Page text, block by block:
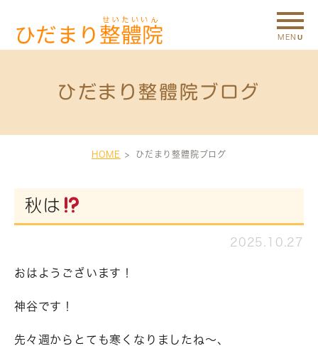
ひだまり整體院ブログ
HOME ひだまり整體院ブログ
秋は
2025.10.27
おはようございます！
神谷です！
先々週からとても寒くなりましたね～、